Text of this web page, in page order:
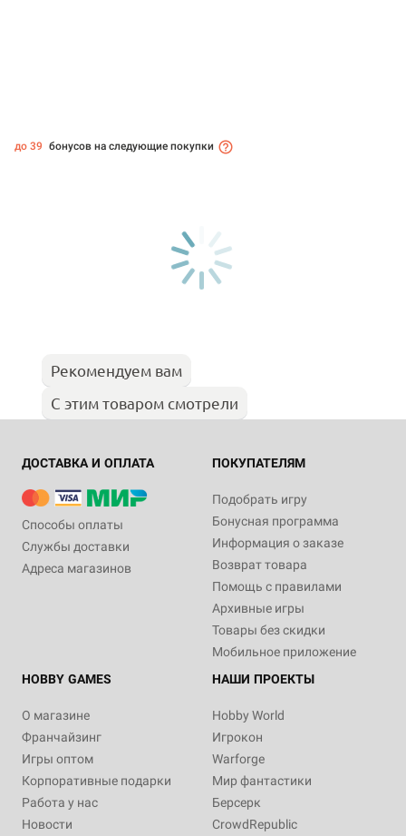
до 39 бонусов на следующие покупки
Рекомендуем вам
С этим товаром смотрели
ДОСТАВКА И ОПЛАТА
Способы оплаты
Службы доставки
Адреса магазинов
ПОКУПАТЕЛЯМ
Подобрать игру
Бонусная программа
Информация о заказе
Возврат товара
Помощь с правилами
Архивные игры
Товары без скидки
Мобильное приложение
HOBBY GAMES
О магазине
Франчайзинг
Игры оптом
Корпоративные подарки
Работа у нас
Новости
НАШИ ПРОЕКТЫ
Hobby World
Игрокон
Warforge
Мир фантастики
Берсерк
CrowdRepublic